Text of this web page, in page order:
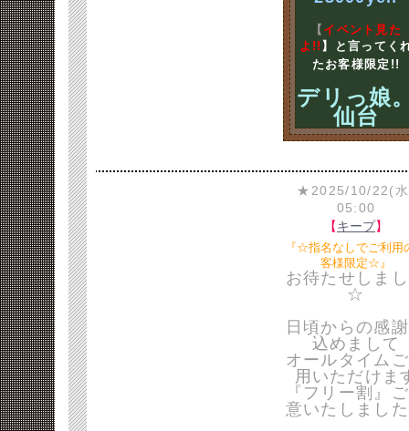
【 イベント見た
よ!! 】と言ってく
たお客様限定!!
デリっ娘
仙台
★2025/10/22(
05:00
【キープ】
『☆指名なしでご利用
客様限定☆』
お待たせしま
☆
日頃からの感
込めまして
オールタイム
用いただけま
『フリー割』
意いたしまし